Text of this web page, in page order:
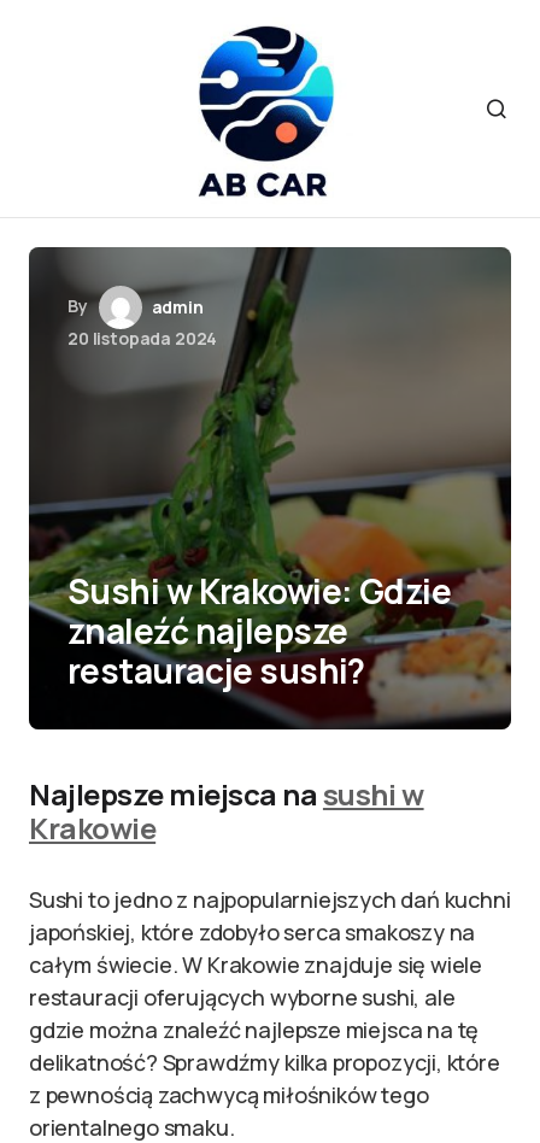
By
admin
20 listopada 2024
Sushi w Krakowie: Gdzie
znaleźć najlepsze
restauracje sushi?
Najlepsze miejsca nasushi w
Krakowie
Sushi to jedno z najpopularniejszych dań kuchni
japońskiej, które zdobyło serca smakoszy na
całym świecie. W Krakowie znajduje się wiele
restauracji oferujących wyborne sushi, ale
gdzie można znaleźć najlepsze miejsca na tę
delikatność? Sprawdźmy kilka propozycji, które
z pewnością zachwycą miłośników tego
orientalnego smaku.